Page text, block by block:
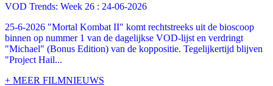
VOD Trends: Week 26 : 24-06-2026
25-6-2026 "Mortal Kombat II" komt rechtstreeks uit de bioscoop
binnen op nummer 1 van de dagelijkse VOD-lijst en verdringt
"Michael" (Bonus Edition) van de koppositie. Tegelijkertijd blijven
"Project Hail...
+ MEER FILMNIEUWS